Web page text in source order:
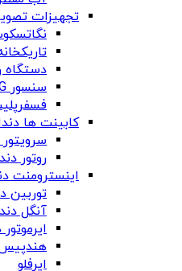
تجهیزات
دستگاه‌
سنسور RVG
کابینت ها
روتور
اینسترومنت
توربین
آنگل
هندپیس
ایرفلو